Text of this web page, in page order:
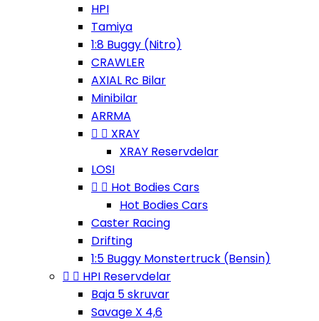
HPI
Tamiya
1:8 Buggy (Nitro)
CRAWLER
AXIAL Rc Bilar
Minibilar
ARRMA
  XRAY
XRAY Reservdelar
LOSI
  Hot Bodies Cars
Hot Bodies Cars
Caster Racing
Drifting
1:5 Buggy Monstertruck (Bensin)
  HPI Reservdelar
Baja 5 skruvar
Savage X 4,6